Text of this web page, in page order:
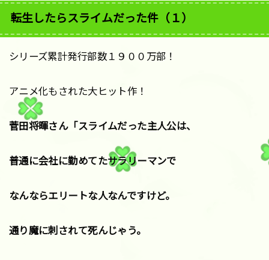
転生したらスライムだった件（１）
シリーズ累計発行部数１９００万部！
アニメ化もされた大ヒット作！
菅田将暉さん「スライムだった主人公は、
普通に会社に勤めてたサラリーマンで
なんならエリートな人なんですけど。
通り魔に刺されて死んじゃう。